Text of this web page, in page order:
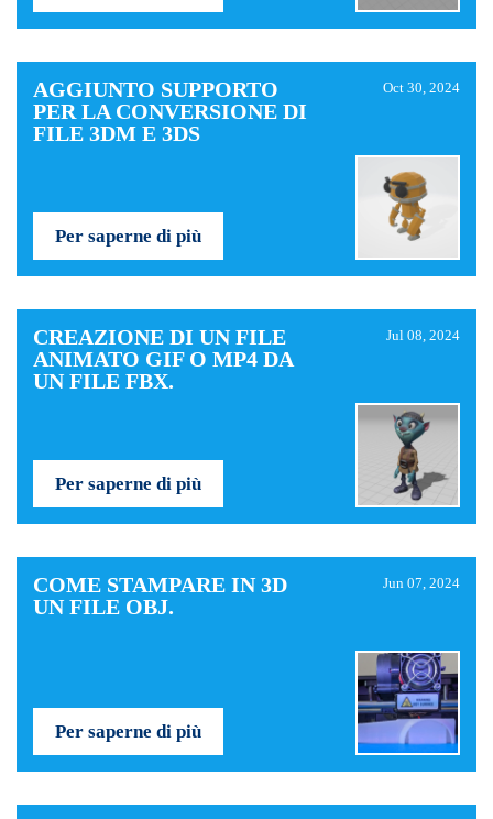
AGGIUNTO SUPPORTO
PER LA CONVERSIONE DI
FILE 3DM E 3DS
Oct 30, 2024
Per saperne di più
CREAZIONE DI UN FILE
ANIMATO GIF O MP4 DA
UN FILE FBX.
Jul 08, 2024
Per saperne di più
COME STAMPARE IN 3D
UN FILE OBJ.
Jun 07, 2024
Per saperne di più